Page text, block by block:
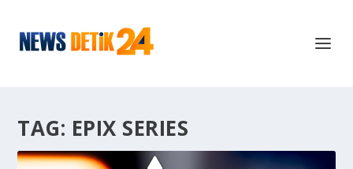
TAG: EPIX SERIES